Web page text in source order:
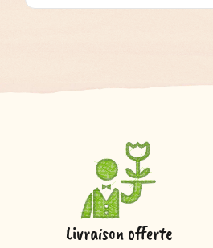
Livraison offerte